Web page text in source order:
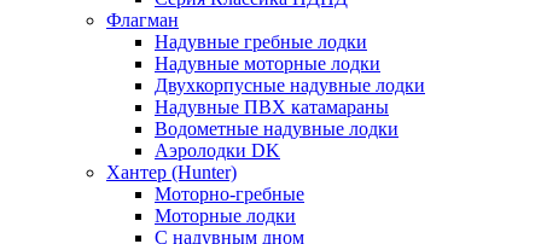
Флагман
Надувные гребные лодки
Надувные моторные лодки
Двухкорпусные надувные лодки
Надувные ПВХ катамараны
Водометные надувные лодки
Аэролодки DK
Хантер (Hunter)
Моторно-гребные
Моторные лодки
С надувным дном